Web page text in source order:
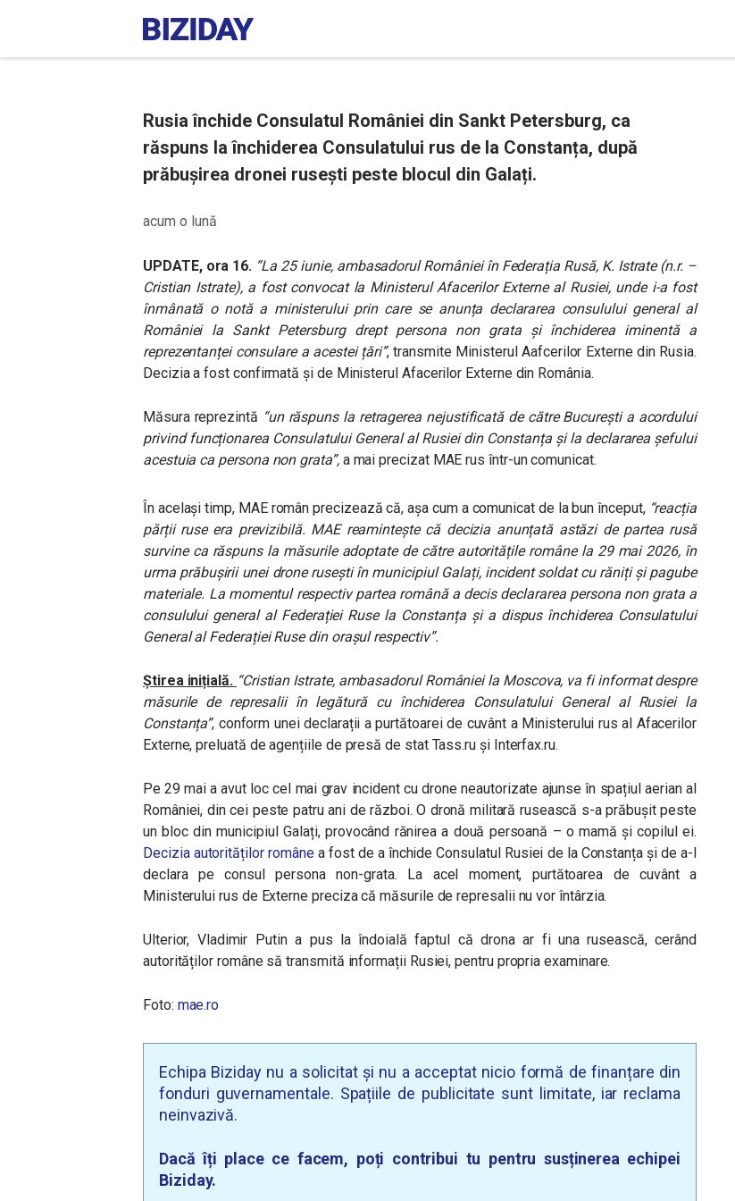
Rusia închide Consulatul României din Sankt Petersburg, ca
răspuns la închiderea Consulatului rus de la Constanța, după
prăbușirea dronei rusești peste blocul din Galați.
acum o lună
UPDATE, ora 16. “La 25 iunie, ambasadorul României în Federația Rusă, K. Istrate (n.r. –
Cristian Istrate), a fost convocat la Ministerul Afacerilor Externe al Rusiei, unde i-a fost
înmânată o notă a ministerului prin care se anunța declararea consulului general al
României la Sankt Petersburg drept persona non grata și închiderea iminentă a
reprezentanței consulare a acestei țări”, transmite Ministerul Aafcerilor Externe din Rusia.
Decizia a fost confirmată și de Ministerul Afacerilor Externe din România.
Măsura reprezintă “un răspuns la retragerea nejustificată de către București a acordului
privind funcționarea Consulatului General al Rusiei din Constanța și la declararea șefului
acestuia ca persona non grata”,a mai precizat MAE rus într-un comunicat.
În același timp, MAE român precizează că, așa cum a comunicat de la bun început,“reacția
părții ruse era previzibilă. MAE reamintește că decizia anunțată astăzi de partea rusă
survine ca răspuns la măsurile adoptate de către autoritățile române la 29 mai 2026, în
urma prăbușirii unei drone rusești în municipiul Galați, incident soldat cu răniți și pagube
materiale. La momentul respectiv partea română a decis declararea persona non grata a
consulului general al Federației Ruse la Constanța și a dispus închiderea Consulatului
General al Federației Ruse din orașul respectiv”.
Știrea inițială. “Cristian Istrate, ambasadorul României la Moscova, va fi informat despre
măsurile de represalii în legătură cu închiderea Consulatului General al Rusiei la
Constanța”, conform unei declarații a purtătoarei de cuvânt a Ministerului rus al Afacerilor
Externe, preluată de agențiile de presă de stat Tass.ru și Interfax.ru.
Pe 29 mai a avut loc cel mai grav incident cu drone neautorizate ajunse în spațiul aerian al
României, din cei peste patru ani de război. O dronă militară rusească s-a prăbușit peste
un bloc din municipiul Galați, provocând rănirea a două persoană – o mamă și copilul ei.
Decizia autorităților românea fost de a închide Consulatul Rusiei de la Constanța și de a-l
declara pe consul persona non-grata. La acel moment, purtătoarea de cuvânt a
Ministerului rus de Externe preciza că măsurile de represalii nu vor întârzia.
Ulterior, Vladimir Putin a pus la îndoială faptul că drona ar fi una rusească, cerând
autorităților române să transmită informații Rusiei, pentru propria examinare.
Foto: mae.ro
Echipa Biziday nu a solicitat și nu a acceptat nicio formă de finanțare din
fonduri guvernamentale. Spațiile de publicitate sunt limitate, iar reclama
neinvazivă.
Dacă îți place ce facem, poți contribui tu pentru susținerea echipei
Biziday.